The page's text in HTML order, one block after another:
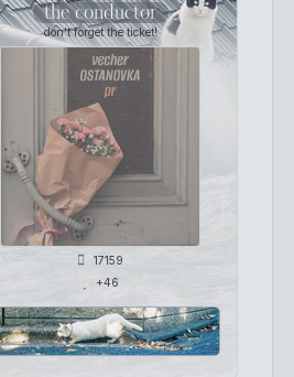
the conductor
don't forget the ticket!
17159
+46